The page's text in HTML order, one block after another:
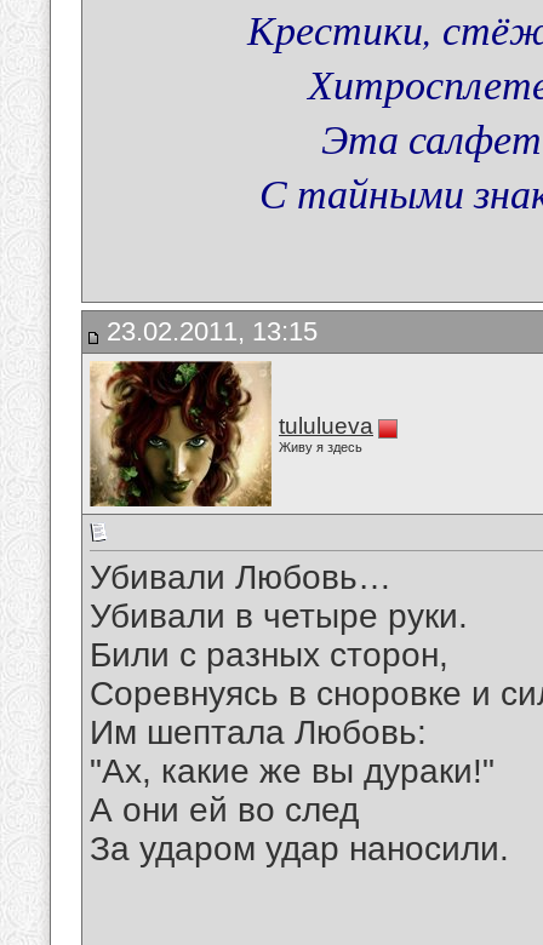
Крестики,
Эта
С тайными
23.02.2011, 13:15
tululueva
Живу я здесь
Убивали Любовь…
Убивали в четыре руки.
Били с разных сторон,
Соревнуясь в сноровке и
Им шептала Любовь:
"Ах, какие же вы дураки!"
А они ей во след
За ударом удар наносили.